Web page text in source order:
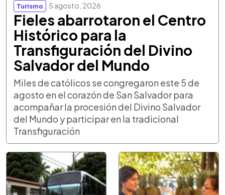
Turismo 5 agosto, 2026
Fieles abarrotaron el Centro
Histórico para la
Transfiguración del Divino
Salvador del Mundo
Miles de católicos se congregaron este 5 de
agosto en el corazón de San Salvador para
acompañar la procesión del Divino Salvador
del Mundo y participar en la tradicional
Transfiguración